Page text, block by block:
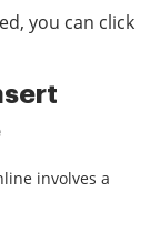
you can click
involves a